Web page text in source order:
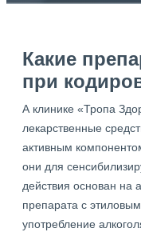
Какие
при
А клинике «Тропа
лекарственные
активным
они для
действия основан на
препарата с
употребление